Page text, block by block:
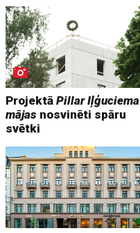
ProjektāPillar Iļģuciema
mājas nosvinēti spāru
svētki